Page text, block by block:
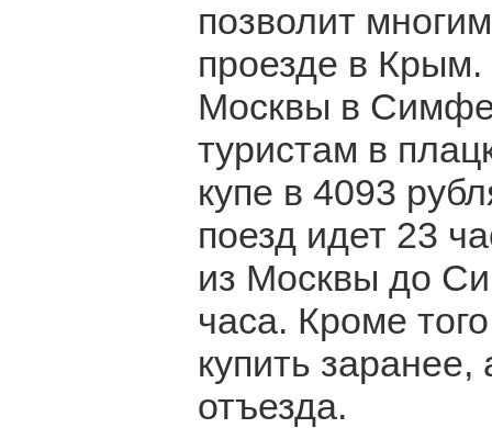
позволит
проезде в
Москвы в
туристам в
купе в 4093
поезд идет 23
из Москвы до
часа. Кроме
купить
отъезда.